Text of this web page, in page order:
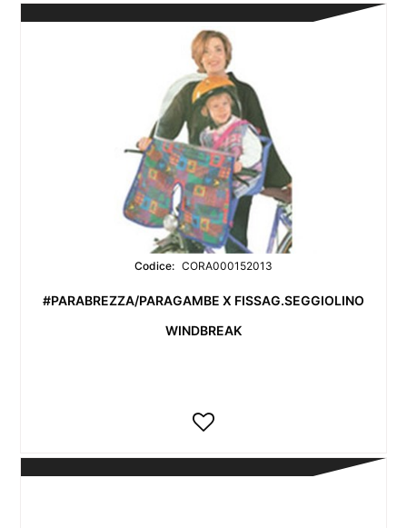
Codice: CORA000152013
#PARABREZZA/PARAGAMBE X FISSAG.SEGGIOLINO
WINDBREAK